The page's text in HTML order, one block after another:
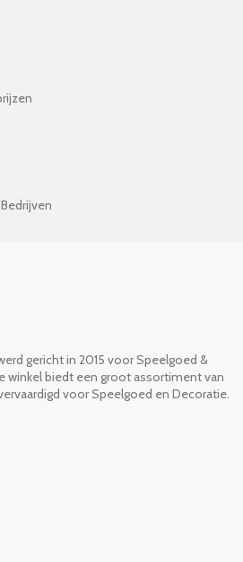
gericht in 2015 voor Speelgoed &
winkel biedt een groot assortiment van
voor Speelgoed en Decoratie.